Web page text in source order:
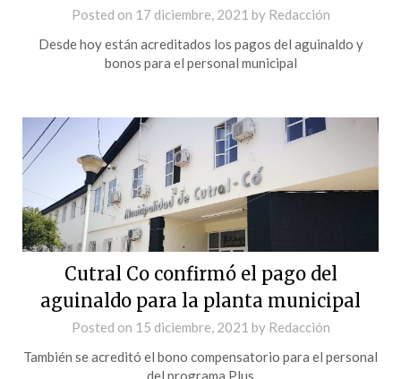
Posted on 17 diciembre, 2021 by Redacción
Desde hoy están acreditados los pagos del aguinaldo y
bonos para el personal municipal
Cutral Co confirmó el pago del
aguinaldo para la planta municipal
Posted on 15 diciembre, 2021 by Redacción
También se acreditó el bono compensatorio para el personal
del programa Plus